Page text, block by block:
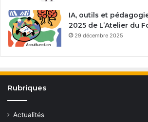
IA, outils et
2025 de L’Atelier du
29 décembre 2025
Rubriques
Actualités